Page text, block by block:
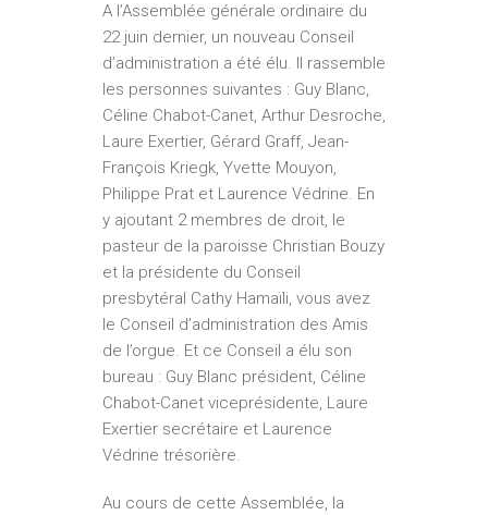
A l’Assemblée générale ordinaire du
22 juin dernier, un nouveau Conseil
d’administration a été élu. Il rassemble
les personnes suivantes : Guy Blanc,
Céline Chabot-Canet, Arthur Desroche,
Laure Exertier, Gérard Graff, Jean­
François Kriegk, Yvette Mouyon,
Philippe Prat et Laurence Védrine. En
y ajoutant 2 membres de droit, le
pasteur de la paroisse Christian Bouzy
et la présidente du Conseil
presbytéral Cathy Hamaïli, vous avez
le Conseil d’administration des Amis
de l’orgue. Et ce Conseil a élu son
bureau : Guy Blanc président, Céline
Chabot­-Canet vice­présidente, Laure
Exertier secrétaire et Laurence
Védrine trésorière.
Au cours de cette Assemblée, la